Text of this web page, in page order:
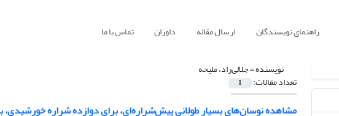
راهنمای نویسندگان ارسال مقاله داوران تماس با ما
نویسنده =جلالی‌راد، ملیحه
تعداد مقالات: 1
مشاهده نوسان‌های بسیار طولانی پیش‌شراره‌ای، برای دوازده شراره